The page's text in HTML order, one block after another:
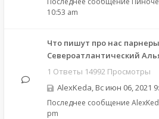
10:53 am
Что пишут про нас
Североатлантический
1 Ответы 14992 Просмотры
AlexKeda, Вс июн 06, 2021
Последнее сообщение
pm